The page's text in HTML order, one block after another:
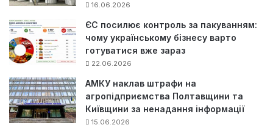
16.06.2026
ЄС посилює контроль за пакуванням:
чому українському бізнесу варто
готуватися вже зараз
22.06.2026
АМКУ наклав штрафи на
агропідприємства Полтавщини та
Київщини за ненадання інформації
15.06.2026